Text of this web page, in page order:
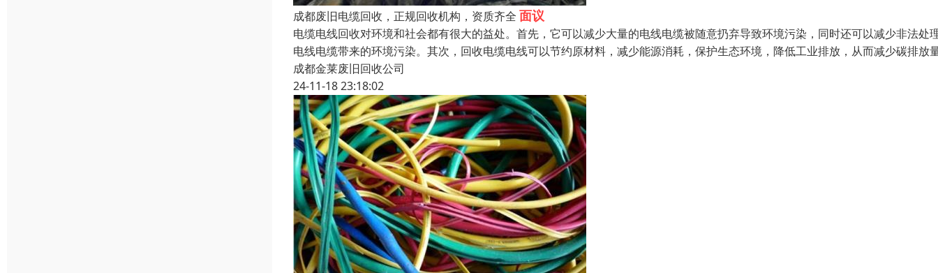
成都废旧电缆回收，正规回收机构，资质齐全 面议
电缆电线回收对环境和社会都有很大的益处。首先，它可以减少大量的电线电缆被随意扔弃导致环境污染，同时还可以减少非法处
电线电缆带来的环境污染。其次，回收电缆电线可以节约原材料，减少能源消耗，保护生态环境，降低工业排放，从而减少碳排放
成都金莱废旧回收公司
24-11-18 23:18:02